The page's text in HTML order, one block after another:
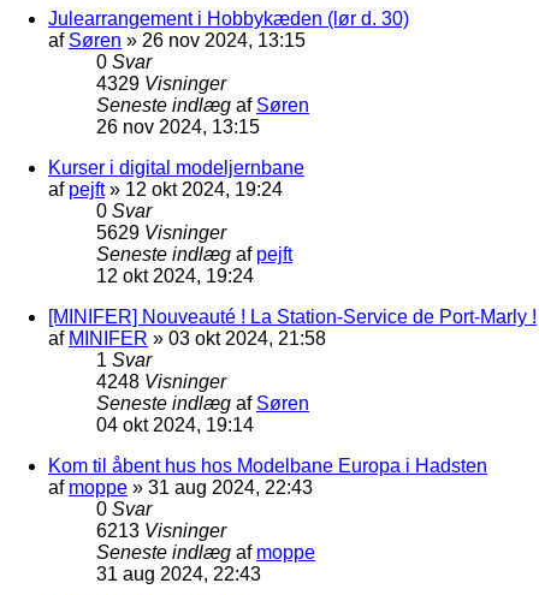
Julearrangement i Hobbykæden (lør d. 30)
af Søren » 26 nov 2024, 13:15
0 Svar
4329 Visninger
Seneste indlæg af Søren
26 nov 2024, 13:15
Kurser i digital modeljernbane
af pejft» 12 okt 2024, 19:24
0 Svar
5629 Visninger
Seneste indlæg af pejft
12 okt 2024, 19:24
[MINIFER] Nouveauté ! La Station-Service de Port-Marly !
af MINIFER » 03 okt 2024, 21:58
1 Svar
4248 Visninger
Seneste indlæg af Søren
04 okt 2024, 19:14
Kom til åbent hus hos Modelbane Europa i Hadsten
af moppe » 31 aug 2024, 22:43
0 Svar
6213 Visninger
Seneste indlæg af moppe
31 aug 2024, 22:43